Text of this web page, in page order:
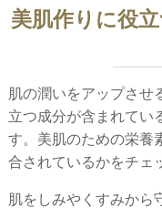
美肌作りに役
肌の潤いをアップさせ
立つ成分が含まれてい
す。美肌のための栄養
合されているかをチェ
肌をしみやくすみから